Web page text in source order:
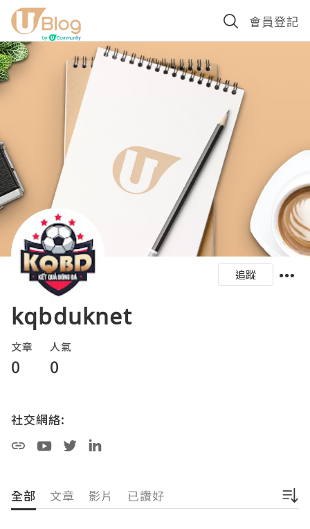
會員登記
追蹤
kqbduknet
文章
0
人氣
0
社交網絡:
全部 文章 影片 已讚好